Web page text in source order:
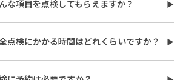
に内容をご説明したうえでご提案させてい
ください。詳しくは店舗スタッフまでお気
な項目を点検してもらえますか？
ルマの安全点検では、エンジンオイルの汚
の状態、ワイパーブレードの摩耗などを無
希望に応じて追加の点検も可能です。詳しく
気軽にご相談ください。
点検にかかる時間はどれくらいですか？
ルマの安全点検は、最短で約30分程度で終
後点検の結果を丁寧にご説明させていただ